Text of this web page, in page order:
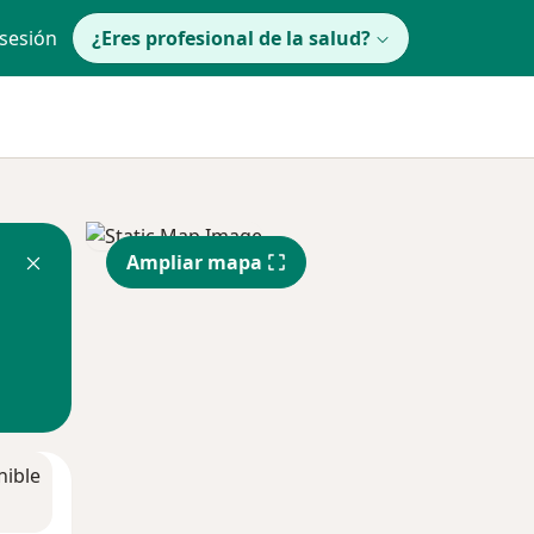
¿Eres profesional de la salud?
Ampliar mapa